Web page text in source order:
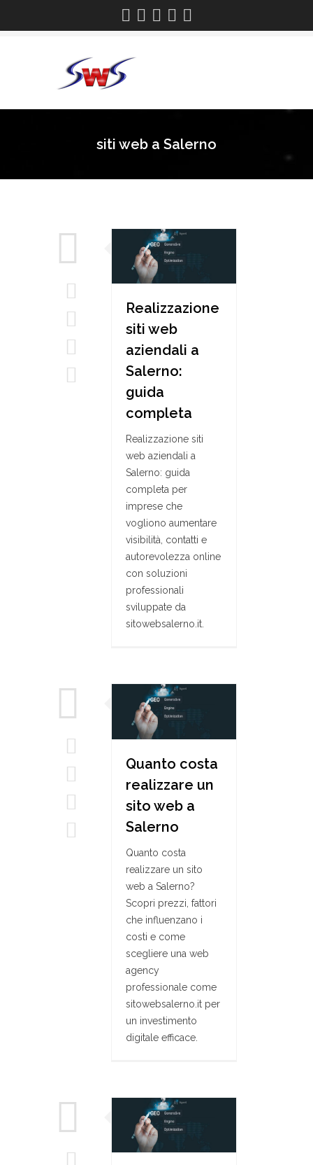
siti web a Salerno
Realizzazione
siti web
aziendali a
Salerno:
guida
completa
Realizzazione siti
web aziendali a
Salerno: guida
completa per
imprese che
vogliono aumentare
visibilità, contatti e
autorevolezza online
con soluzioni
professionali
sviluppate da
sitowebsalerno.it.
Quanto costa
realizzare un
sito web a
Salerno
Quanto costa
realizzare un sito
web a Salerno?
Scopri prezzi, fattori
che influenzano i
costi e come
scegliere una web
agency
professionale come
sitowebsalerno.it per
un investimento
digitale efficace.